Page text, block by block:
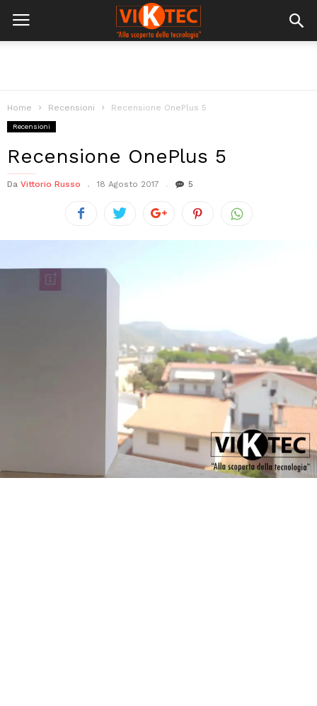
Home Recensioni Recensione OnePlus 5
Recensioni
Recensione OnePlus 5
Da Vittorio Russo 18 Agosto 2017 5